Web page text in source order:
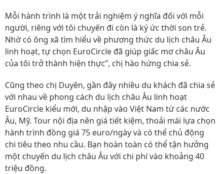
Mỗi hành trình là một trải nghiệm ý nghĩa đối với mỗi
người, riêng với tôi chuyến đi còn là ký ức thời son trẻ.
Nhờ có ông xã tìm hiểu về phương thức du lịch châu Âu
linh hoạt, tự chọn EuroCircle đã giúp giấc mơ châu Âu
của tôi trở thành hiện thực”, chị hào hứng chia sẻ.
Cũng theo chị Duyên, gần đây nhiều du khách đã chia sẻ
với nhau về phong cách du lịch châu Âu linh hoạt
EuroCircle kiểu mới, du nhập vào Việt Nam từ các nước
Âu, Mỹ. Tour nội địa nên giá tiết kiệm, thoải mái lựa chọn
hành trình đồng giá 75 euro/ngày và có thể chủ động
chi tiêu theo nhu cầu. Bạn hoàn toàn có thể tận hưởng
một chuyến du lịch châu Âu với chi phí vào khoảng 40
triệu đồng.